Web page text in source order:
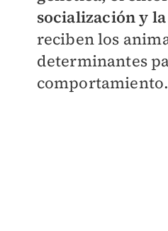
socialización y
reciben los
determinantes
comportamiento.